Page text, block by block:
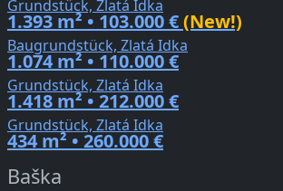
Grundstück, Zlatá Idka
1.393 m² • 103.000 €(New!)
Baugrundstück, Zlatá Idka
1.074 m² • 110.000 €
Grundstück, Zlatá Idka
1.418 m² • 212.000 €
Grundstück, Zlatá Idka
434 m² • 260.000 €
Baška